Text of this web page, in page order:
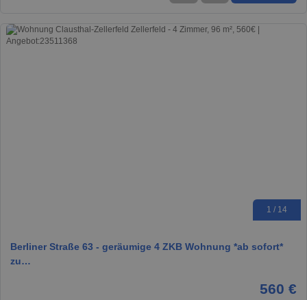
1 / 14
Berliner Straße 63 - geräumige 4 ZKB Wohnung *ab sofort*
zu…
560 €